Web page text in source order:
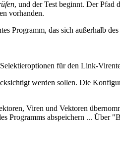
, und der Test beginnt. Der Pfad
vorhanden.
Programm, das sich außerhalb
für den Link-
werden sollen. Die
Viren und Vektoren
abspeichern ... Über